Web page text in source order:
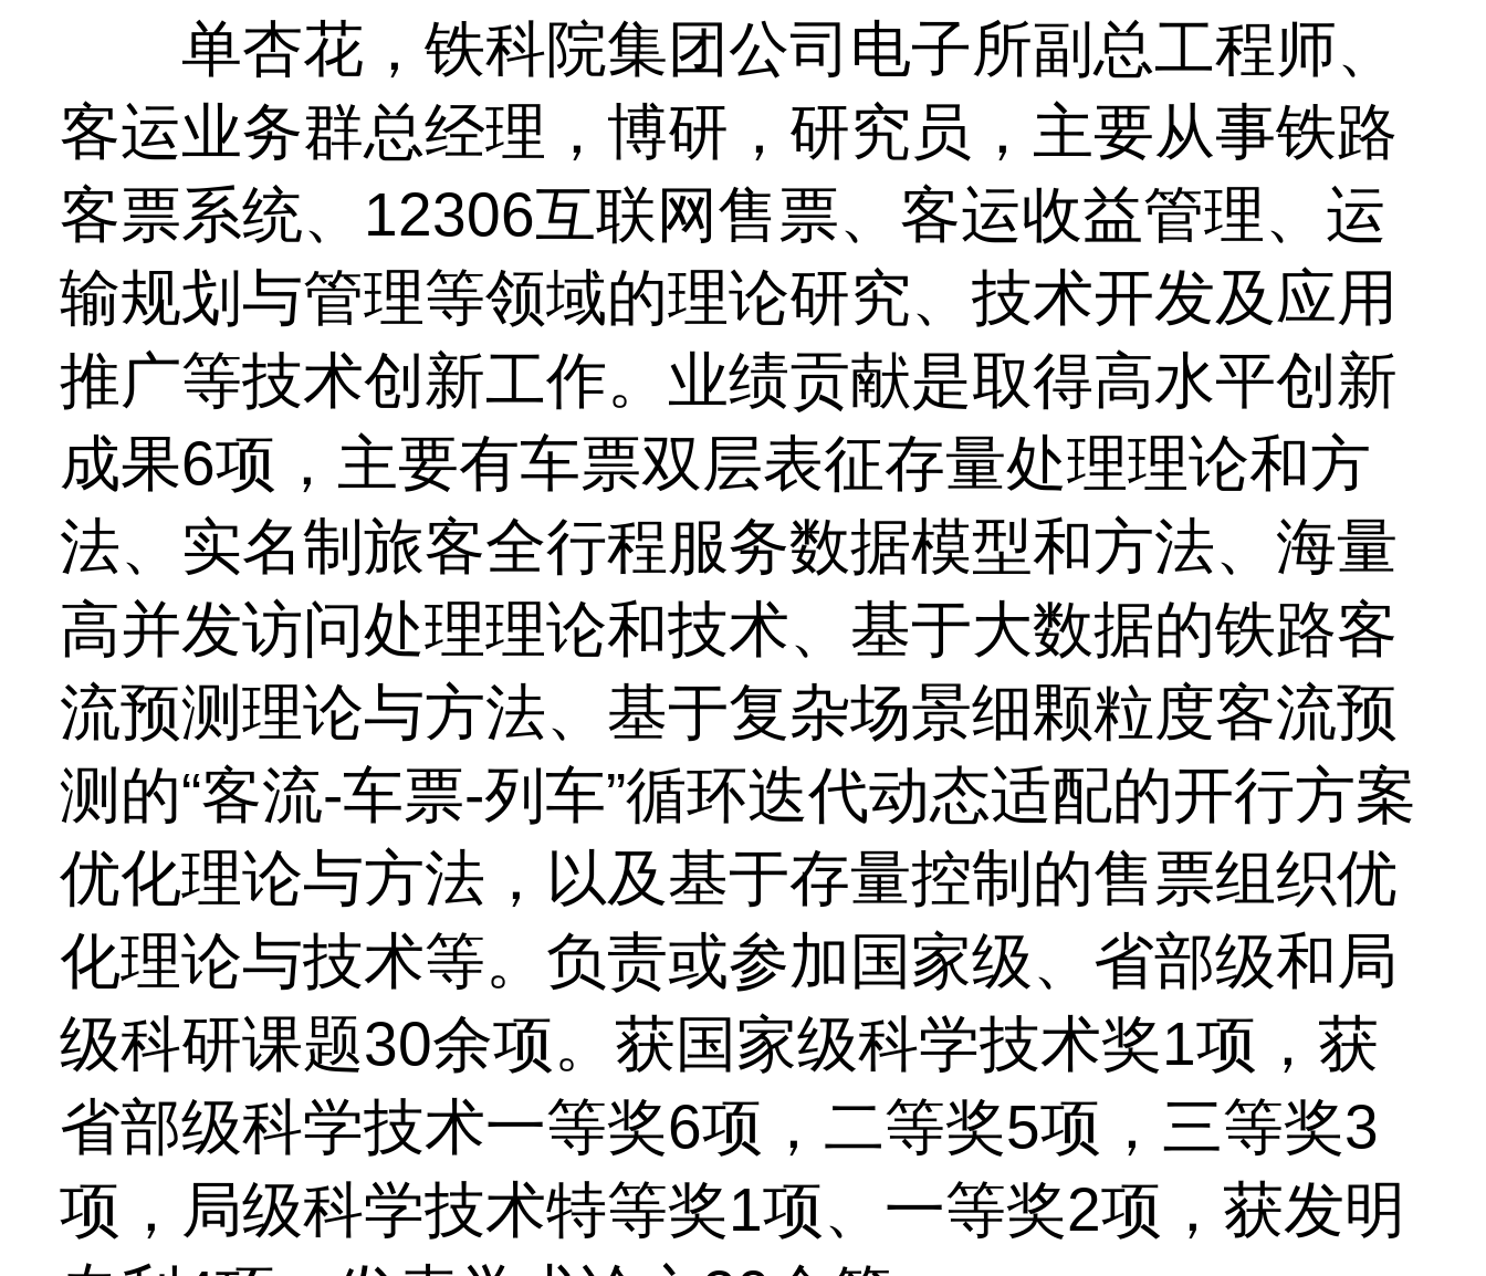
单杏花，铁科院集团公司电子所副总工程师、
客运业务群总经理，博研，研究员，主要从事铁路
客票系统、 12306互联网售票、客运收益管理、运
输规划与管理等领域的理论研究、技术开发及应用
推广等技术创新工作。业绩贡献是取得高水平创新
成果6项，主要有车票双层表征存量处理理论和方
法、实名制旅客全行程服务数据模型和方法、海量
高并发访问处理理论和技术、基于大数据的铁路客
流预测理论与方法、基于复杂场景细颗粒度客流预
测的“客流-车票-列车”循环迭代动态适配的开行方案
优化理论与方法，以及基于存量控制的售票组织优
化理论与技术等。负责或参加国家级、省部级和局
级科研课题30余项。获国家级科学技术奖1项，获
省部级科学技术一等奖6项，二等奖5项，三等奖3
项，局级科学技术特等奖1项、一等奖2项，获发明